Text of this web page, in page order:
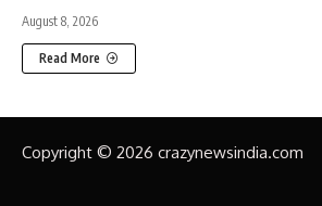
August 8, 2026
Read More
Copyright © 2026 crazynewsindia.com